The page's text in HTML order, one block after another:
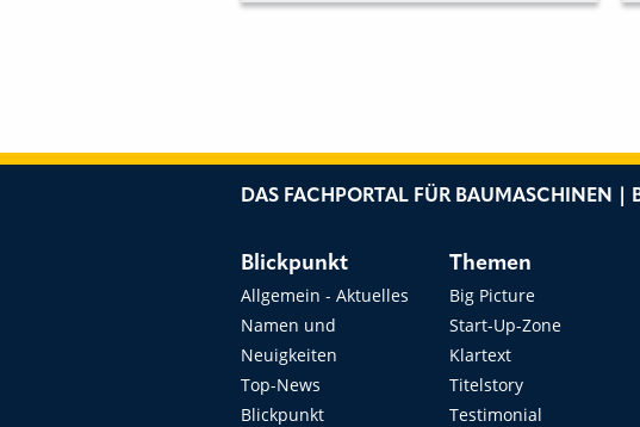
DAS FACHPORTAL FÜR BAUMASCHINEN |
Blickpunkt
Allgemein - Aktuelles
Namen und
Neuigkeiten
Top-News
Blickpunkt
Themen
Big Picture
Start-Up-Zone
Klartext
Titelstory
Testimonial